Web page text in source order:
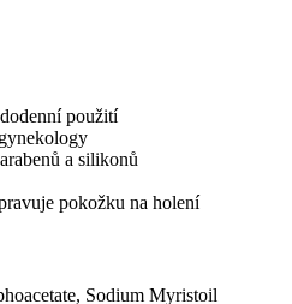
použití
a silikonů
pokožku na holení
Sodium Myristoil